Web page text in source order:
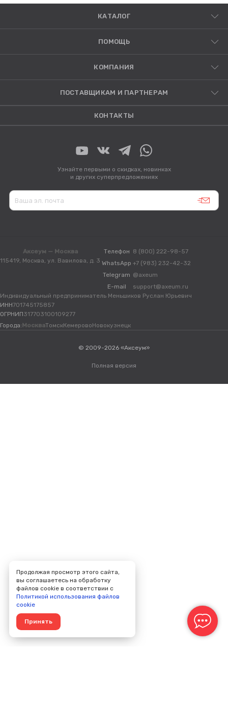
КАТАЛОГ
ПОМОЩЬ
КОМПАНИЯ
ПОСТАВЩИКАМ И ПАРТНЕРАМ
КОНТАКТЫ
Узнайте первыми о скидках, новинках
и других суперпредложениях
Аксеум — Москва
115419, Москва, ул. Вавилова, д. 3
Телефон 8 (800) 222-98-57
WhatsApp +7 (983) 232-42-32
Telegram @axeum
E-mail
support@axeum.ru
Индивидуальный предприниматель Меньшиков Руслан Юрьевич
ИНН701745175857
ОГРНИП317703100109277
Города: МоскваТомскКемеровоНовокузнецк
© 2009-2026 «Аксеум»
Полная версия
Продолжая просмотр этого сайта,
вы соглашаетесь на обработку
файлов cookie в соответствии с
Политикой использования файлов
cookie
Принять